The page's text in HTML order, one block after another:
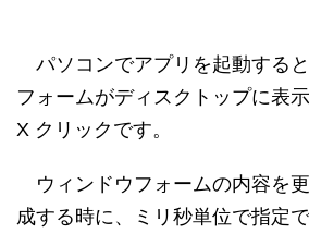
パソコンでアプリを起動する
フォームがディスクトップに表
X クリックです。
ウィンドウフォームの内容を
成する時に、ミリ秒単位で指定